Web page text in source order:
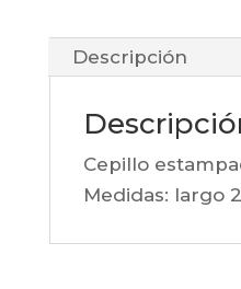
Descripción
Cepillo
Medidas: largo